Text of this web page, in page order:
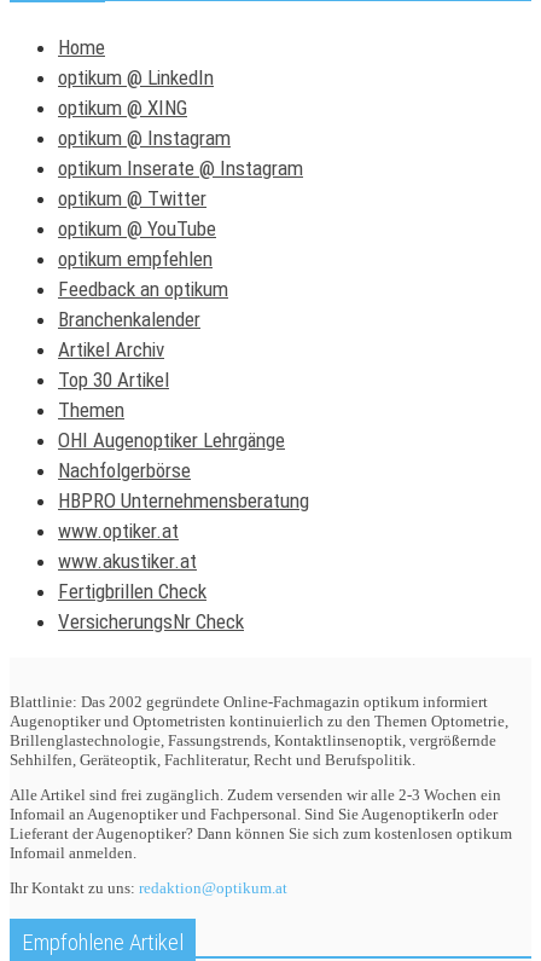
Home
optikum @ LinkedIn
optikum @ XING
optikum @ Instagram
optikum Inserate @ Instagram
optikum @ Twitter
optikum @ YouTube
optikum empfehlen
Feedback an optikum
Branchenkalender
Artikel Archiv
Top 30 Artikel
Themen
OHI Augenoptiker Lehrgänge
Nachfolgerbörse
HBPRO Unternehmensberatung
www.optiker.at
www.akustiker.at
Fertigbrillen Check
VersicherungsNr Check
Blattlinie: Das 2002 gegründete Online-Fachmagazin optikum informiert
Augenoptiker und Optometristen kontinuierlich zu den Themen Optometrie,
Brillenglastechnologie, Fassungstrends, Kontaktlinsenoptik, vergrößernde
Sehhilfen, Geräteoptik, Fachliteratur, Recht und Berufspolitik.
Alle Artikel sind frei zugänglich. Zudem versenden wir alle 2-3 Wochen ein
Infomail an Augenoptiker und Fachpersonal. Sind Sie AugenoptikerIn oder
Lieferant der Augenoptiker? Dann können Sie sich zum kostenlosen optikum
Infomail anmelden.
Ihr Kontakt zu uns: redaktion@optikum.at
Empfohlene Artikel